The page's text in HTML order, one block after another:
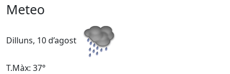
Meteo
Dilluns, 10 d’agost
T.Màx: 37°